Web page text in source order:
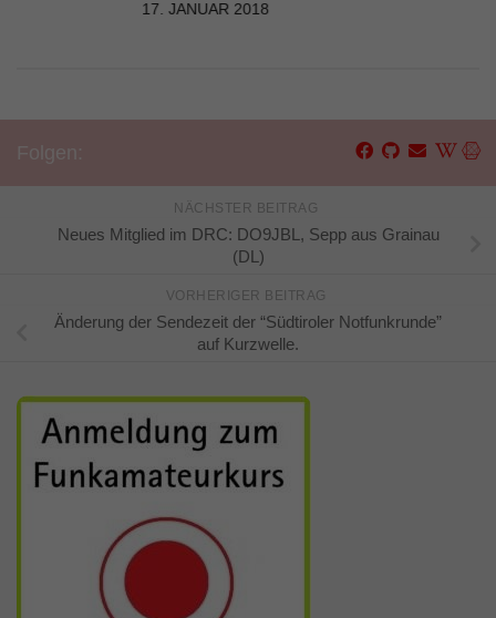
17. JANUAR 2018
NÄCHSTER BEITRAG
Neues Mitglied im DRC: DO9JBL, Sepp aus Grainau
(DL)
VORHERIGER BEITRAG
Änderung der Sendezeit der “Südtiroler Notfunkrunde”
auf Kurzwelle.